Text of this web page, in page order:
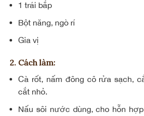
1 trái bắp
Bột năng, ngò rí
Gia vị
2. Cách làm:
Cà rốt, nấm đông cô rửa sạch,
cắt nhỏ.
Nấu sôi nước dùng, cho hỗn